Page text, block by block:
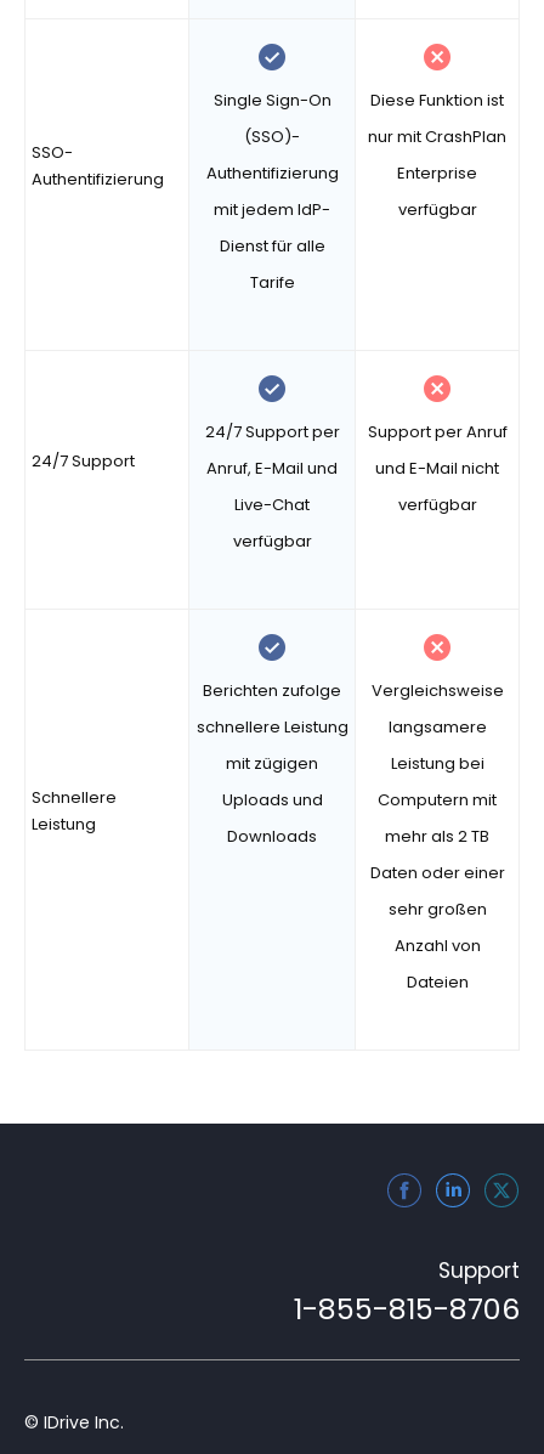
SSO-
Authentifizierung
Single Sign-On
(SSO)-
Authentifizierung
mit jedem IdP-
Dienst für alle
Tarife
Diese Funktion ist
nur mit CrashPlan
Enterprise
verfügbar
24/7 Support
24/7 Support per
Anruf, E-Mail und
Live-Chat
verfügbar
Support per Anruf
und E-Mail nicht
verfügbar
Schnellere
Leistung
Berichten zufolge
schnellere Leistung
mit zügigen
Uploads und
Downloads
Vergleichsweise
langsamere
Leistung bei
Computern mit
mehr als 2 TB
Daten oder einer
sehr großen
Anzahl von
Dateien
Support
1-855-815-8706
© IDrive Inc.